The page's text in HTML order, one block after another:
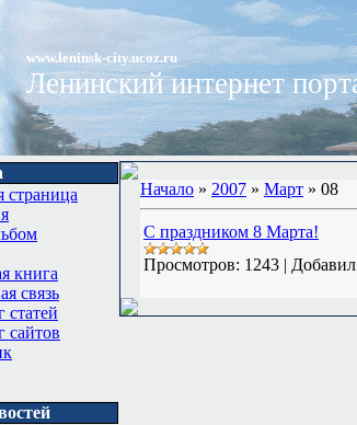
www.leninsk-city.ucoz.ru
Ленинский интернет
страница
книга
связь
статей
сайтов
Начало » 2007 » Март » 08
С праздником 8 Марта!
Просмотров: 1243 |